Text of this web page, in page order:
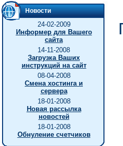
Новости
24-02-2009
Информер для Вашего
сайта
14-11-2008
Загрузка Ваших
инструкций на сайт
08-04-2008
Смена хостинга и
сервера
18-01-2008
Новая рассылка
новостей
18-01-2008
Обнуление счетчиков